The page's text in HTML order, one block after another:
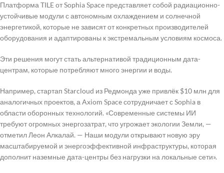
Платформа TILE от Sophia Space представляет собой радиационно-
устойчивые модули с автономным охлаждением и солнечной
энергетикой, которые не зависят от конкретных производителей
оборудования и адаптированы к экстремальным условиям космоса.
Эти решения могут стать альтернативой традиционным дата-
центрам, которые потребляют много энергии и воды.
Например, стартап Starcloud из Редмонда уже привлёк $10 млн для
аналогичных проектов, а Axiom Space сотрудничает с Sophia в
области оборонных технологий. «Современные системы ИИ
требуют огромных энергозатрат, что угрожает экологии Земли, —
отметил Леон Алкалай. — Наши модули открывают новую эру
масштабируемой и энергоэффективной инфраструктуры, которая
дополнит наземные дата-центры без нагрузки на локальные сети».